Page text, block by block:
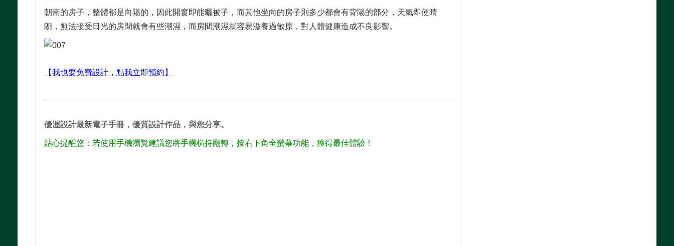
朝南的房子，整體都是向陽的，因此開窗即能曬被子，而其他坐向的房子則多少都會有背陽的部分，天氣即使晴
朗，無法接受日光的房間就會有些潮濕，而房間潮濕就容易滋養過敏原，對人體健康造成不良影響。
【我也要免費設計，點我立即預約】
優渥設計最新電子手冊，優質設計作品，與您分享。
貼心提醒您：若使用手機瀏覽建議您將手機橫持翻轉，按右下角全螢幕功能，獲得最佳體驗！